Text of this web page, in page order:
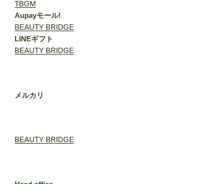
TBGM
Aupayモール!
BEAUTY BRIDGE
LINEギフト
BEAUTY BRIDGE
メルカリ
BEAUTY BRIDGE